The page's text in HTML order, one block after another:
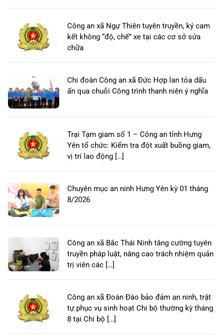
Công an xã Ngự Thiên tuyên truyền, ký cam
kết không “độ, chế” xe tại các cơ sở sửa
chữa
Chi đoàn Công an xã Đức Hợp lan tỏa dấu
ấn qua chuỗi Công trình thanh niên ý nghĩa
Trại Tạm giam số 1 – Công an tỉnh Hưng
Yên tổ chức: Kiểm tra đột xuất buồng giam,
vị trí lao động […]
Chuyên mục an ninh Hưng Yên kỳ 01 tháng
8/2026
Công an xã Bắc Thái Ninh tăng cường tuyên
truyền pháp luật, nâng cao trách nhiệm quản
trị viên các […]
Công an xã Đoàn Đào bảo đảm an ninh, trật
tự phục vụ sinh hoạt Chi bộ thường kỳ tháng
8 tại Chi bộ […]